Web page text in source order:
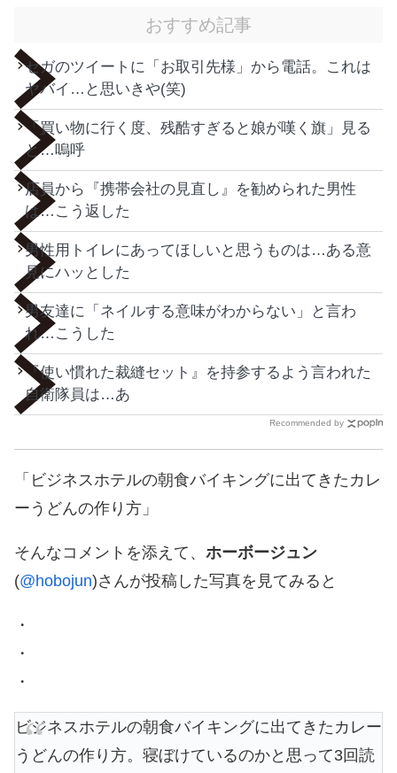
おすすめ記事
セガのツイートに「お取引先様」から電話。これは
ヤバイ…と思いきや(笑)
「買い物に行く度、残酷すぎると娘が嘆く旗」見る
と…嗚呼
店員から『携帯会社の見直し』を勧められた男性
は…こう返した
男性用トイレにあってほしいと思うものは…ある意
見にハッとした
男友達に「ネイルする意味がわからない」と言わ
れ…こうした
『使い慣れた裁縫セット』を持参するよう言われた
自衛隊員は…あ
Recommended by
「ビジネスホテルの朝食バイキングに出てきたカレ
ーうどんの作り方」
そんなコメントを添えて、 ホーボージュン
(@hobojun)さんが投稿した写真を見てみると
・
・
・
ビジネスホテルの朝食バイキングに出てきたカレー
うどんの作り方。寝ぼけているのかと思って3回読